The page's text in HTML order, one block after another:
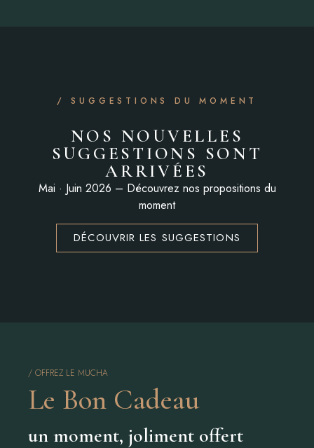
/ SUGGESTIONS DU MOMENT
NOS NOUVELLES
SUGGESTIONS SONT
ARRIVÉES
Mai · Juin 2026 – Découvrez nos propositions du
moment
DÉCOUVRIR LES SUGGESTIONS
/ OFFREZ LE MUCHA
Le Bon Cadeau
un moment, joliment offert